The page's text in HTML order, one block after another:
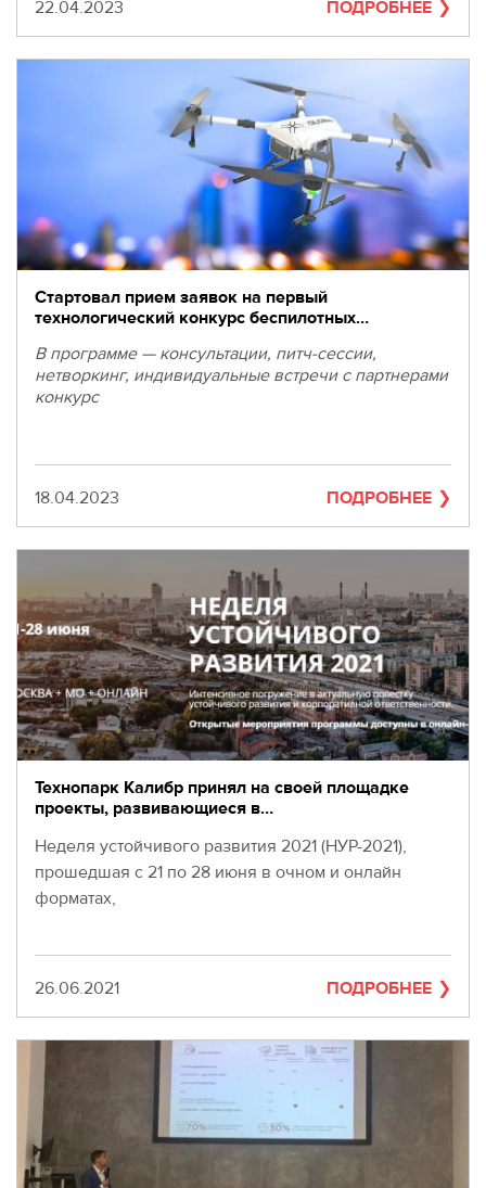
55
метро
Алексеевская
Режим
работы
9:00
18:00
Пн-
Чт.
17:00
Дата
22.04.2023 ПОДРОБНЕЕ
Стартовал прием заявок на первый
технологический конкурс беспилотных…
В программе — консультации, питч-сессии,
нетворкинг, индивидуальные встречи с партнерами
конкурс
Дата
18.04.2023 ПОДРОБНЕЕ
Технопарк Калибр принял на своей площадке
проекты, развивающиеся в…
Неделя устойчивого развития 2021 (НУР-2021),
прошедшая с 21 по 28 июня в очном и онлайн
форматах,
Дата
26.06.2021 ПОДРОБНЕЕ